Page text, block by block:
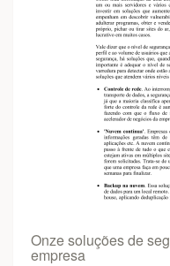
Onze soluções de
empresa